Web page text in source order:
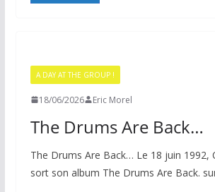
A DAY AT THE GROUP !
18/06/2026 Eric Morel
The Drums Are Back…
The Drums Are Back… Le 18 juin 1992,
sort son album The Drums Are Back.